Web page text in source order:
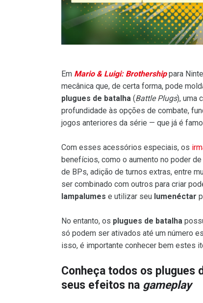
Em Mario & Luigi: Brothership para
mecânica que, de certa forma, pode
plugues de batalha (Battle Plugs), uma
profundidade às opções de combate,
jogos anteriores da série — que já é
Com esses acessórios especiais, os
benefícios, como o aumento no poder
de BPs, adição de turnos extras, entre
ser combinado com outros para criar
lampalumes e utilizar seu lumenéctar
No entanto, os plugues de batalha
só podem ser ativados até um número
isso, é importante conhecer bem estes
Conheça todos os plugues
seus efeitos na gameplay